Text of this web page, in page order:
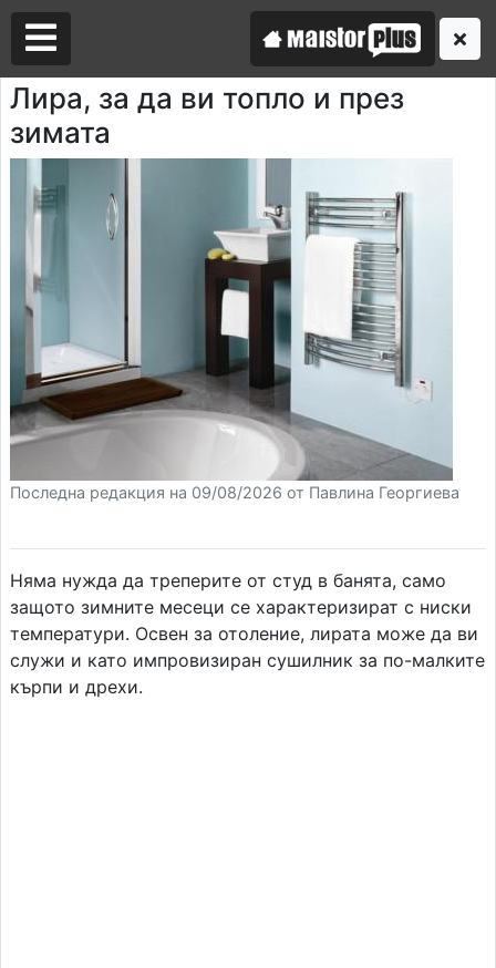
Лира, за да ви топло и през
зимата
Последна редакция на 09/08/2026 от Павлина Георгиева
Няма нужда да треперите от студ в банята, само
защото зимните месеци се характеризират с ниски
температури. Освен за отоление, лирата може да ви
служи и като импровизиран сушилник за по-малките
кърпи и дрехи.
Аз съм майстор
Търся майстор